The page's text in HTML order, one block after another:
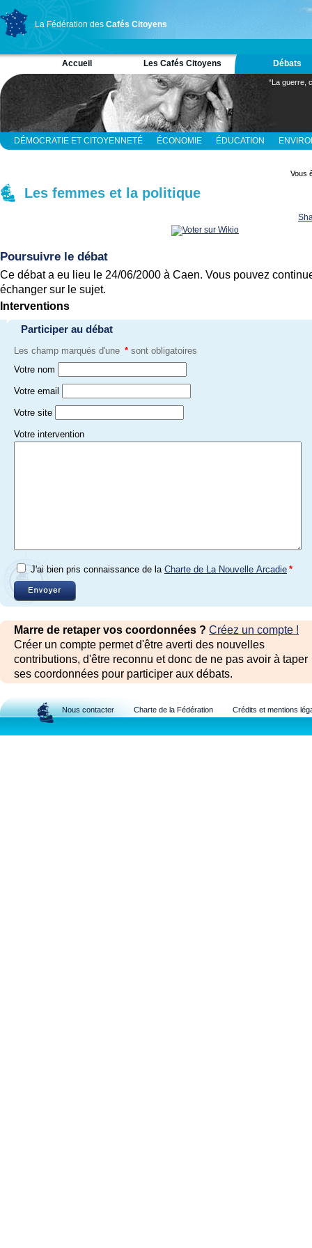
La Fédération des Cafés Citoyens
Accueil Les Cafés Citoyens Débats
“La guerre,
DÉMOCRATIE ET CITOYENNETÉ ÉCONOMIE ÉDUCATION
Vous
Les femmes et la politique
Poursuivre le débat
Ce débat a eu lieu le 24/06/2000 à Caen. Vous pouvez
échanger sur le sujet.
Interventions
Participer au débat
Les champ marqués d'une * sont obligatoires
Votre nom
Votre email
Votre site
Votre intervention
J'ai bien pris connaissance de la Charte de La Nouvelle Arcadie *
Marre de retaper vos coordonnées ? Créez un compte !
Créer un compte permet d'être averti des nouvelles
contributions, d'être reconnu et donc de ne pas avoir à taper
ses coordonnées pour participer aux débats.
Nous contacter Charte de la Fédération Crédits et mentions